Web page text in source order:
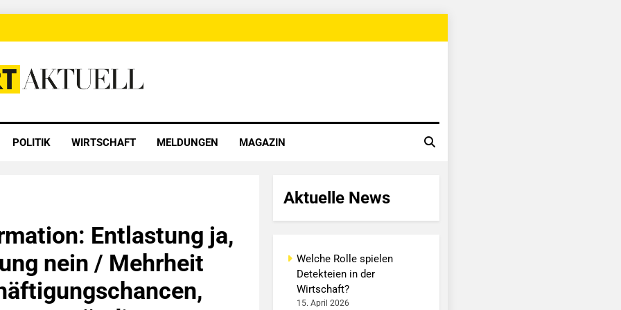
POLITIK WIRTSCHAFT MELDUNGEN MAGAZIN
Entlastung ja,
nein / Mehrheit
Aktuelle News
Welche Rolle spielen
Detekteien in der
Wirtschaft?
15. April 2026